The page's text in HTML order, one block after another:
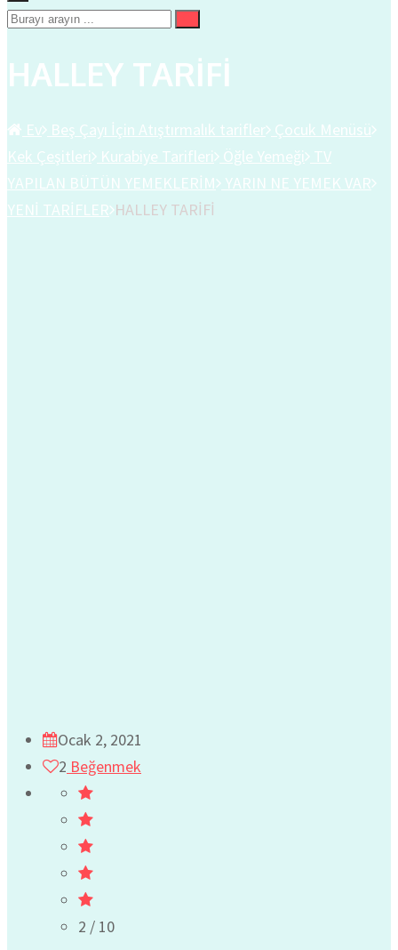
HALLEY TARİFİ
Ev Beş Çayı İçin Atıştırmalık tarifler Çocuk Menüsü
Kek Çeşitleri
Kurabiye Tarifleri Öğle Yemeği TV
YAPILAN BÜTÜN YEMEKLERİM YARIN NE YEMEK VAR
YENİ TARİFLER HALLEY TARİFİ
Ocak 2, 2021
2 Beğenmek
2 / 10